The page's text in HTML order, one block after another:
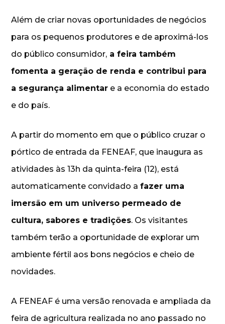
Além de criar novas oportunidades de negócios
para os pequenos produtores e de aproximá-los
do público consumidor, a feira também
fomenta a geração de renda e contribui para
a segurança alimentar e a economia do estado
e do país.
A partir do momento em que o público cruzar o
pórtico de entrada da FENEAF, que inaugura as
atividades às 13h da quinta-feira (12), está
automaticamente convidado afazer uma
imersão em um universo permeado de
cultura, sabores e tradições. Os visitantes
também terão a oportunidade de explorar um
ambiente fértil aos bons negócios e cheio de
novidades.
A FENEAF é uma versão renovada e ampliada da
feira de agricultura realizada no ano passado no